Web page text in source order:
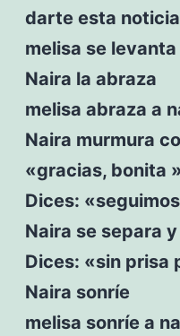
darte esta
melisa se levanta
Naira la abraza
melisa abraza a
Naira murmura
«gracias, bonita
Dices:
Naira se separa
Dices: «sin prisa
Naira sonríe
melisa sonríe a